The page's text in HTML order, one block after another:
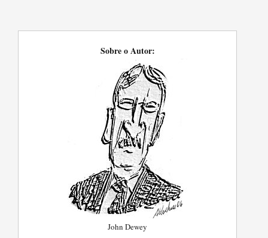
Sobre o Autor:
John Dewey